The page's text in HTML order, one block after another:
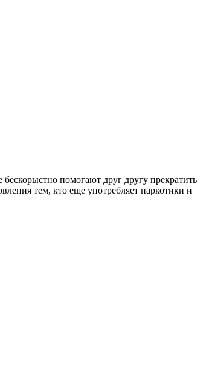
помогают друг другу прекратить
тем, кто еще употребляет наркотики и